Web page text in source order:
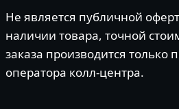
Не является публичной
наличии товара, точной
заказа производится только
оператора колл-центра.